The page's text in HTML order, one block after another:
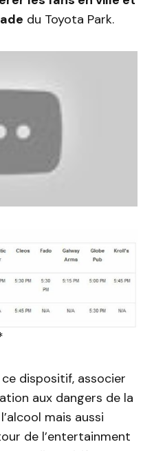
du Toyota Park.
dispositif, associer
aux dangers de la
mais aussi
de l’entertainment